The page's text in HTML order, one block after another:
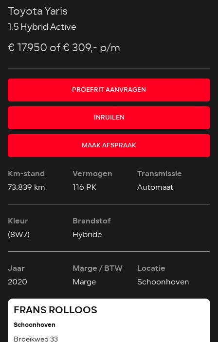
Toyota Yaris
1.5 Hybrid Active
€ 17.950 of € 309,- p/m
PROEFRIT AANVRAGEN
INRUILEN
MAAK AFSPRAAK
Km-stand
73.839 km
Vermogen
116 PK
Transmissie
Automaat
Kleur
(8W7)
Brandstof
Hybride
Jaar
2020
Marge / BTW
Marge
Locatie
Schoonhoven
FRANS ROLLOOS
Schoonhoven
Broeikweg 33